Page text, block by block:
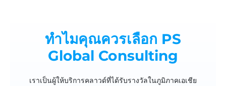
ทำไมคุณควรเลือก PS
Global Consulting
เราเป็นผู้ให้บริการคลาวด์ที่ได้รับรางวัลในภูมิภาคเอเชีย